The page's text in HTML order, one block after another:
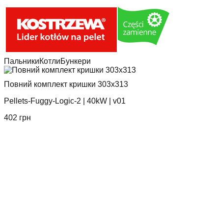
ПальникиКотлиБункери
Повний комплект кришки 303x313
Pellets-Fuggy-Logic-2
40kW
v01
402 грн